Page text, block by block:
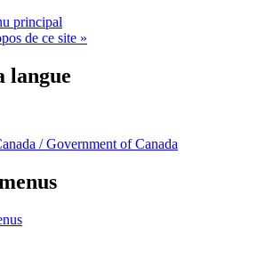
principal
de ce site »
langue
/Government of Canada